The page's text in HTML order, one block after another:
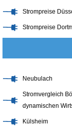
Strompreise
Strompreise
Neubulach
Stromvergleich
dynamischen
Külsheim